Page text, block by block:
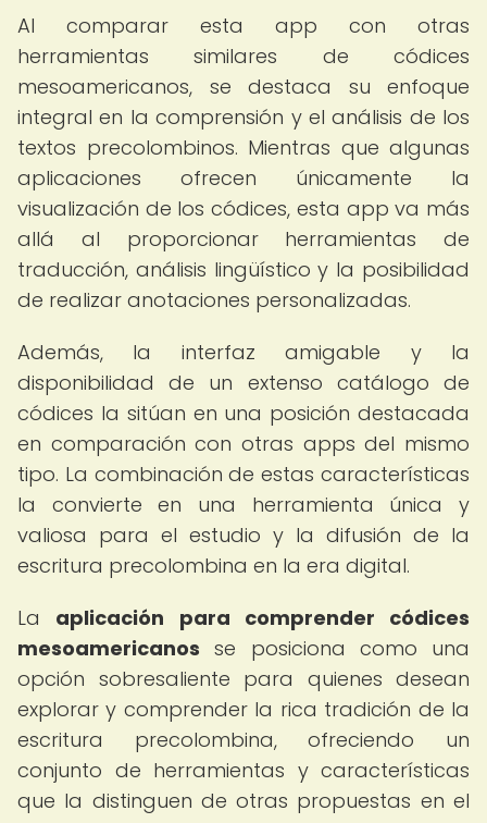
Al comparar esta app con otras
herramientas similares de códices
mesoamericanos, se destaca su enfoque
integral en la comprensión y el análisis de los
textos precolombinos. Mientras que algunas
aplicaciones ofrecen únicamente la
visualización de los códices, esta app va más
allá al proporcionar herramientas de
traducción, análisis lingüístico y la posibilidad
de realizar anotaciones personalizadas.
Además, la interfaz amigable y la
disponibilidad de un extenso catálogo de
códices la sitúan en una posición destacada
en comparación con otras apps del mismo
tipo. La combinación de estas características
la convierte en una herramienta única y
valiosa para el estudio y la difusión de la
escritura precolombina en la era digital.
La aplicación para comprender códices
mesoamericanos se posiciona como una
opción sobresaliente para quienes desean
explorar y comprender la rica tradición de la
escritura precolombina, ofreciendo un
conjunto de herramientas y características
que la distinguen de otras propuestas en el